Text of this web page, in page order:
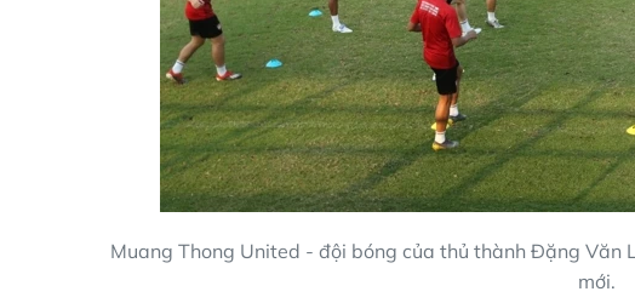
Muang Thong United - đội bóng của thủ thành Đặng Văn
mới.